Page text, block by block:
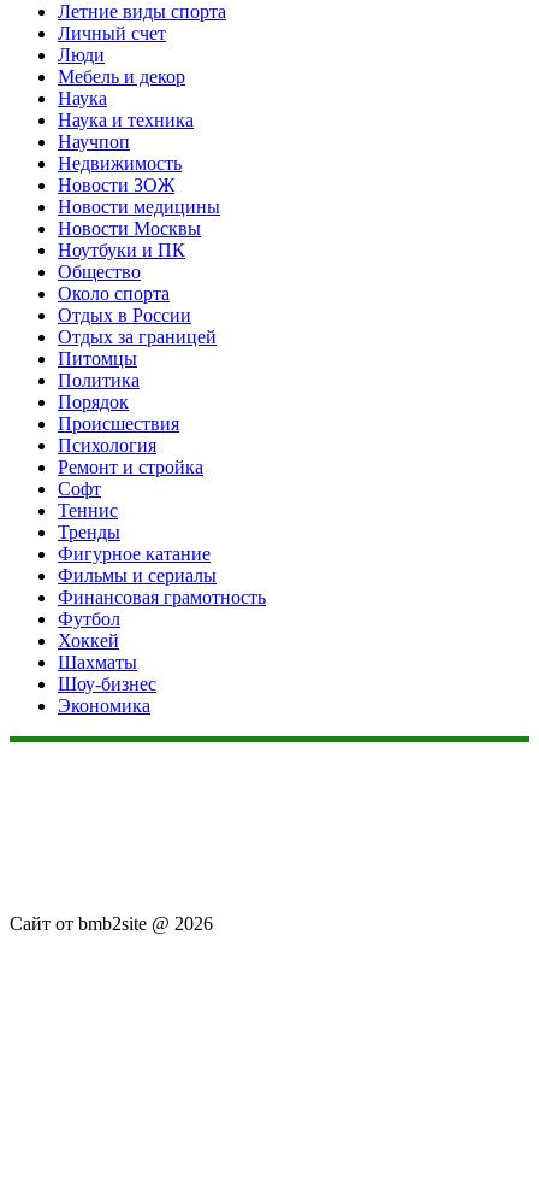
Летние виды спорта
Личный счет
Люди
Мебель и декор
Наука
Наука и техника
Научпоп
Недвижимость
Новости ЗОЖ
Новости медицины
Новости Москвы
Ноутбуки и ПК
Общество
Около спорта
Отдых в России
Отдых за границей
Питомцы
Политика
Порядок
Происшествия
Психология
Ремонт и стройка
Софт
Теннис
Тренды
Фигурное катание
Фильмы и сериалы
Финансовая грамотность
Футбол
Хоккей
Шахматы
Шоу-бизнес
Экономика
Сайт от bmb2site @ 2026